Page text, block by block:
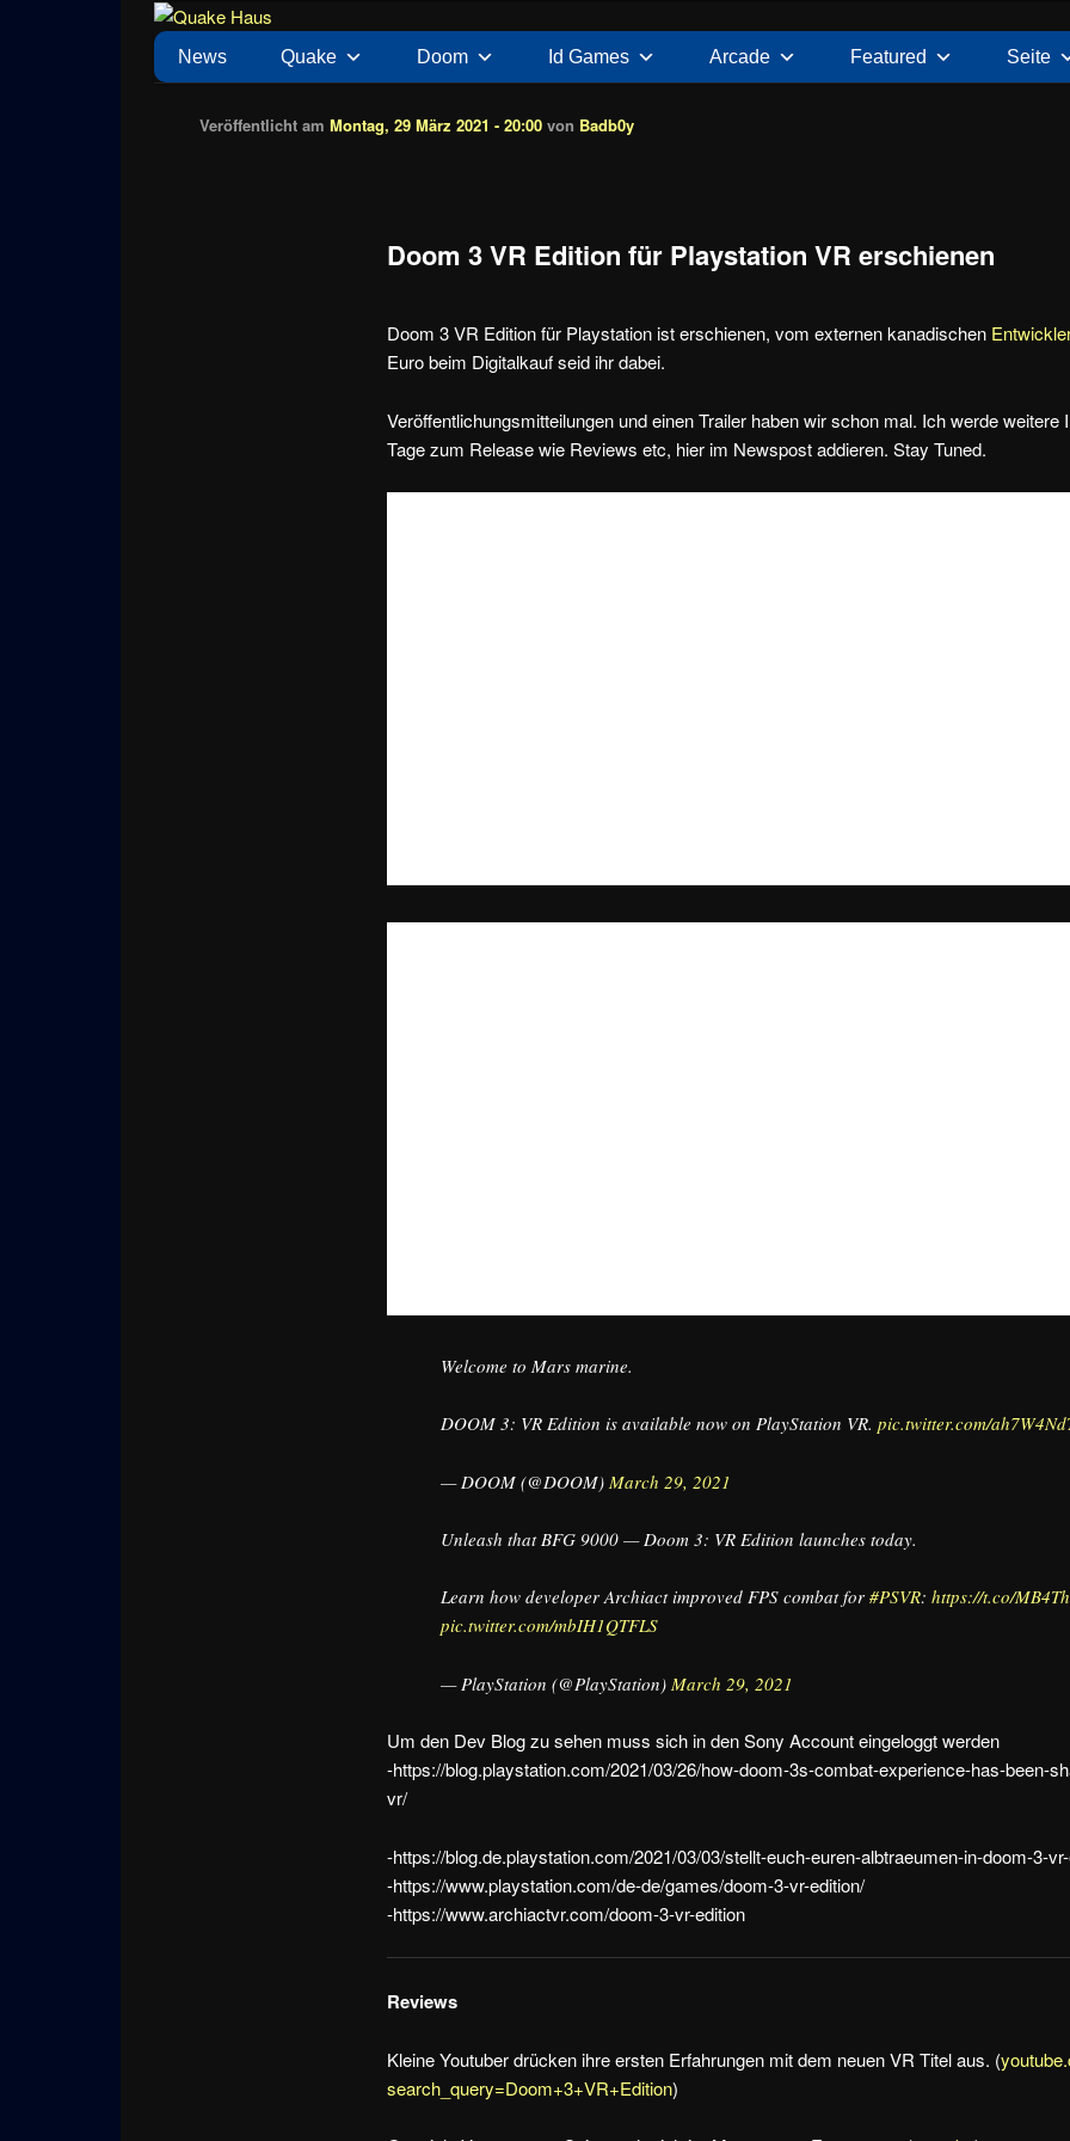
Quake Haus
News zu Quake, Doom, FPS, Arcade
Hauptmenü
News Quake Doom Id Games Arcade Featured Seite
Doom 3 VR Edition für Playstation VR erschienen
Veröffentlicht amMontag, 29 März 2021 - 20:00 von Badb0y
Doom 3 VR Edition für Playstation ist erschienen, vom externen kanadischen
Euro beim Digitalkauf seid ihr dabei.
Veröffentlichungsmitteilungen und einen Trailer haben wir schon mal. Ich werde weitere
Tage zum Release wie Reviews etc, hier im Newspost addieren. Stay Tuned.
Welcome to Mars marine.
DOOM 3: VR Edition is available now on PlayStation VR.pic.twitter.com/
— DOOM (@DOOM) March 29, 2021
Unleash that BFG 9000 — Doom 3: VR Edition launches today.
Learn how developer Archiact improved FPS combat for#PSVR:https://t.co/
pic.twitter.com/mbIH1QTFLS
— PlayStation (@PlayStation) March 29, 2021
Um den Dev Blog zu sehen muss sich in den Sony Account eingeloggt werden
-https://blog.playstation.com/2021/03/26/how-doom-3s-combat-experience-has-been-
vr/
-https://blog.de.playstation.com/2021/03/03/stellt-euch-euren-albtraeumen-in-doom-3-
-https://www.playstation.com/de-de/games/doom-3-vr-edition/
-https://www.archiactvr.com/doom-3-vr-edition
Reviews
Kleine Youtuber drücken ihre ersten Erfahrungen mit dem neuen VR Titel aus. (
search_query=Doom+3+VR+Edition)